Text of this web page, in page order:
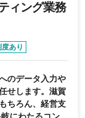
ィング業務
あり
のデータ入力や
せします。滋賀
ちろん、経営支